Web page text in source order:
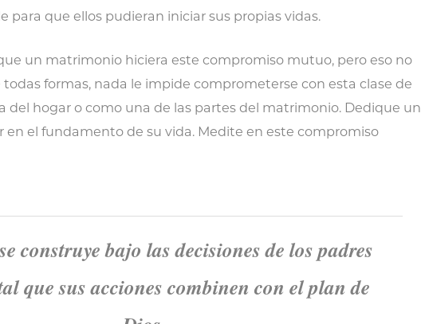
para que ellos pudieran iniciar sus propias vidas.
un matrimonio hiciera este compromiso mutuo, pero eso no
todas formas, nada le impide comprometerse con esta clase de
del hogar o como una de las partes del matrimonio. Dedique un
en el fundamento de su vida. Medite en este compromiso
construye bajo las decisiones de los padres
que sus acciones combinen con el plan de